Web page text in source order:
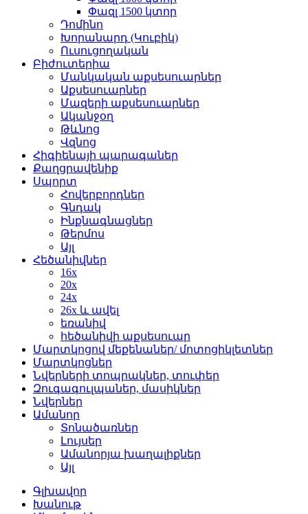
Փազլ 1500 կտոր
Դոմինո
Խորանարդ (Կուբիկ)
Ուսուցողական
Բիժուտերիա
Մանկական աքսեսուարներ
Աքսեսուարներ
Մազերի աքսեսուարներ
Ականջօղ
Թևնոց
Վզնոց
Հիգիենայի պարագաներ
Քաղցրավենիք
Սպորտ
Հովերբորդներ
Գնդակ
Ինքնագնացներ
Թերմոս
Այլ
Հեծանիվներ
16x
20x
24x
26x և ավել
եռանիվ
հեծանիվի աքսեսուար
Մարտկոցով մեքենաներ/ մոտոցիկլետներ
Մարտկոցներ
Նվերների տոպրակներ, տուփեր
Զուգագուլպաներ, մասիկներ
Նվերներ
Ամանոր
Տոնածառներ
Լույսեր
Ամանորյա խաղալիքներ
Այլ
Գլխավոր
Խանութ